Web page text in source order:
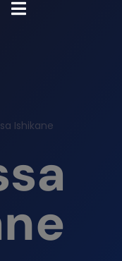
Ishikane